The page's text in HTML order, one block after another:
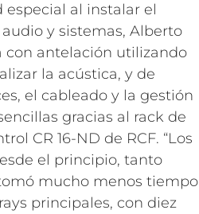
al instalar el
y sistemas, Alberto
con antelación utilizando
la acústica, y de
el cableado y la gestión
gracias al rack de
CR 16-ND de RCF. “Los
el principio, tanto
mucho menos tiempo
principales, con diez